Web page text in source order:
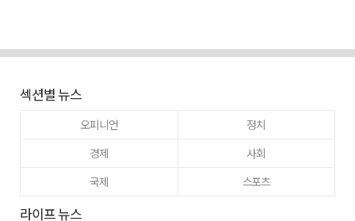
섹션별 뉴스
오피니언
정치
경제
사회
국제
스포츠
라이프 뉴스